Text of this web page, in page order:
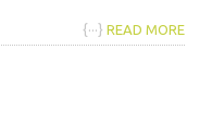
{···} READ MORE